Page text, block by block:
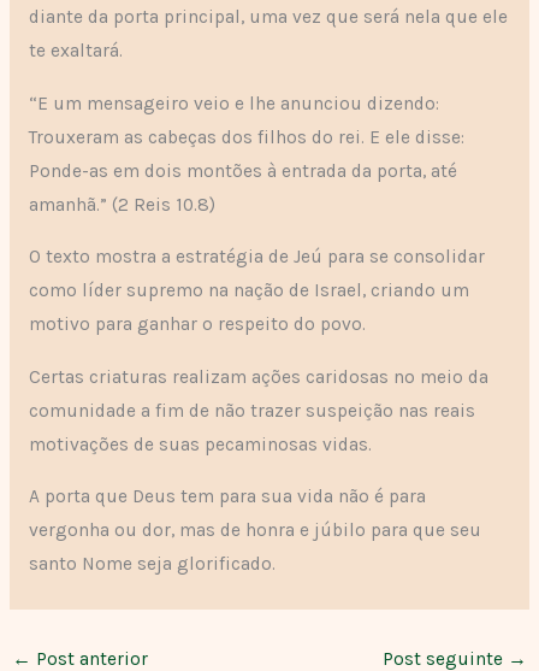
diante da porta principal, uma vez que será nela que ele
te exaltará.
“E um mensageiro veio e lhe anunciou dizendo:
Trouxeram as cabeças dos filhos do rei. E ele disse:
Ponde-as em dois montões à entrada da porta, até
amanhã.” (2 Reis 10.8)
O texto mostra a estratégia de Jeú para se consolidar
como líder supremo na nação de Israel, criando um
motivo para ganhar o respeito do povo.
Certas criaturas realizam ações caridosas no meio da
comunidade a fim de não trazer suspeição nas reais
motivações de suas pecaminosas vidas.
A porta que Deus tem para sua vida não é para
vergonha ou dor, mas de honra e júbilo para que seu
santo Nome seja glorificado.
← Post anterior Post seguinte →